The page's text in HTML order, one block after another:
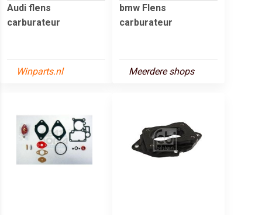
Audi flens
carburateur
Winparts.nl
bmw Flens
carburateur
Meerdere shops